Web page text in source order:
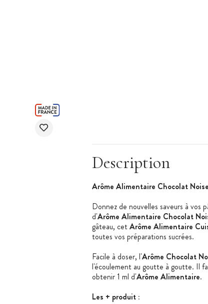
Description
Arôme Alimentaire Chocolat
Donnez de nouvelles saveurs à vos
d'Arôme Alimentaire Chocolat
gâteau, cetArôme Alimentaire
toutes vos préparations sucrées.
Facile à doser, l'Arôme Chocolat
l'écoulement au goutte à goutte. Il
obtenir 1 ml d'Arôme Alimentaire.
Les + produit :